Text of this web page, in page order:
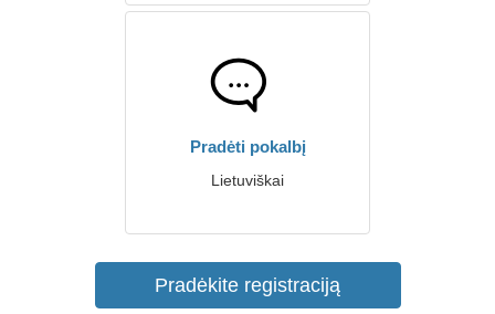
Pradėti pokalbį
Lietuviškai
Pradėkite registraciją